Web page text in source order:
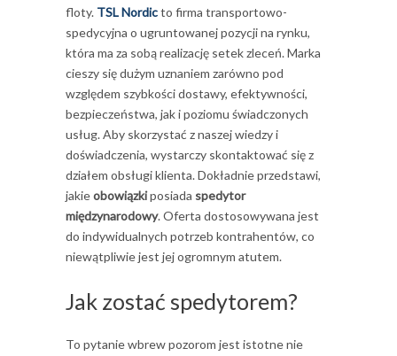
floty. TSL Nordicto firma transportowo-
spedycyjna o ugruntowanej pozycji na rynku,
która ma za sobą realizację setek zleceń. Marka
cieszy się dużym uznaniem zarówno pod
względem szybkości dostawy, efektywności,
bezpieczeństwa, jak i poziomu świadczonych
usług. Aby skorzystać z naszej wiedzy i
doświadczenia, wystarczy skontaktować się z
działem obsługi klienta. Dokładnie przedstawi,
jakieobowiązkiposiada spedytor
międzynarodowy. Oferta dostosowywana jest
do indywidualnych potrzeb kontrahentów, co
niewątpliwie jest jej ogromnym atutem.
Jak zostać spedytorem?
To pytanie wbrew pozorom jest istotne nie